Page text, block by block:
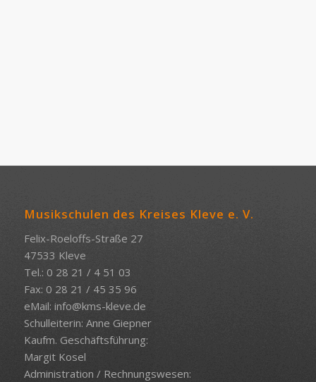
Musikschulen des Kreises Kleve e. V.
Felix-Roeloffs-Straße 27
47533 Kleve
Tel.: 0 28 21 / 4 51 03
Fax: 0 28 21 / 45 35 96
eMail: info@kms-kleve.de
Schulleiterin: Anne Giepner
Kaufm. Geschäftsführung:
Margit Kosel
Administration / Rechnungswesen: